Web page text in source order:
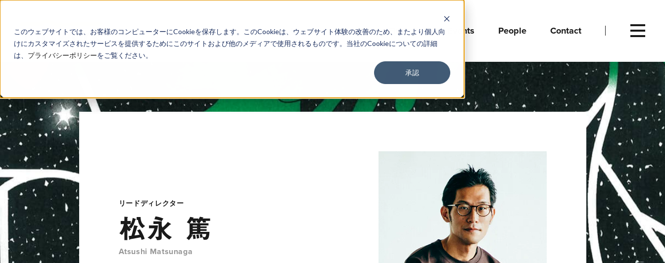
このウェブサイトでは、お客様のコンピューターにCookieを保存します。このCookieは、ウェブサイト体験の改善のため、またより個人向
けにカスタマイズされたサービスを提供するためにこのサイトおよび他のメディアで使用されるものです。当社のCookieについての詳細
は、 プライバシーポリシーをご覧ください。
承認
About Service Work Findings Events People Contact
リードディレクター
松永 篤
Atsushi Matsunaga